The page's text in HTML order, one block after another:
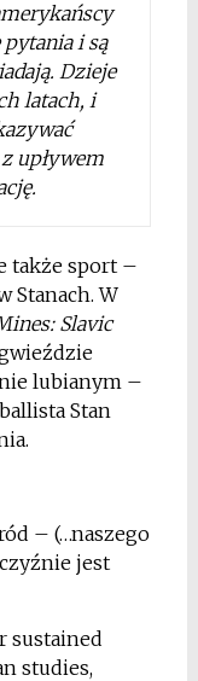
i są
Dzieje
latach, i
upływem
także sport –
Stanach. W
Slavic
lubianym –
Stan
– (…naszego
jest
sustained
studies,